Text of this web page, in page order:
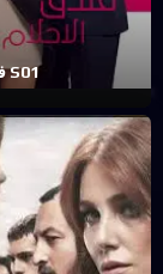
فندق الاحلام S01